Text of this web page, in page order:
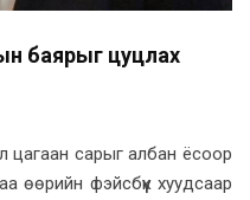
баярыг цуцлах
цагаан сарыг албан ёсоор
өөрийн фэйсбүүк хуудсаар